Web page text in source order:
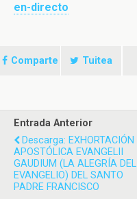
en-directo
Comparte Tuitea
Entrada Anterior
Descarga: EXHORTACIÓN
APOSTÓLICA EVANGELII
GAUDIUM (LA ALEGRÍA DEL
EVANGELIO) DEL SANTO
PADRE FRANCISCO